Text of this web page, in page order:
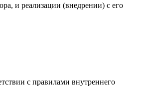
и реализации (внедрении) с его
с правилами внутреннего